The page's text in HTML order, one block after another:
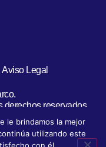
Aviso Legal
reservados.
le brindamos la mejor
utilizando este